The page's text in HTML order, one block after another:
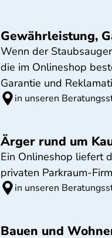
Gewährleistung,
Wenn der
die im Onlineshop
Garantie und
in unseren
Ärger rund um
Ein Onlineshop liefert
privaten Parkraum-
in unseren
Bauen und